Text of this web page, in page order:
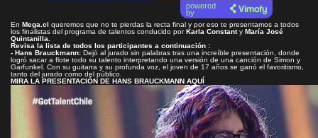
powered
by
En Mega.cl queremos que no te pierdas la recta final y por eso te presentamos a todos
los finalistas del programa de talentos conducido porKarla Constanty María José
Quintanilla.
Revisa la lista de todos los participantes a continuación :
- Hans Brauckmann: Dejó al jurado sin palabras tras una increíble presentación, donde
logró sacar a flote todo su talento interpretando una versión de una canción de Simon y
Garfunkel. Con su guitarra y su profunda voz, el joven de 17 años se ganó el favoritismo,
tanto del jurado como del público.
MIRA LA PRESENTACIÓN DE HANS BRAUCKMANN AQUÍ